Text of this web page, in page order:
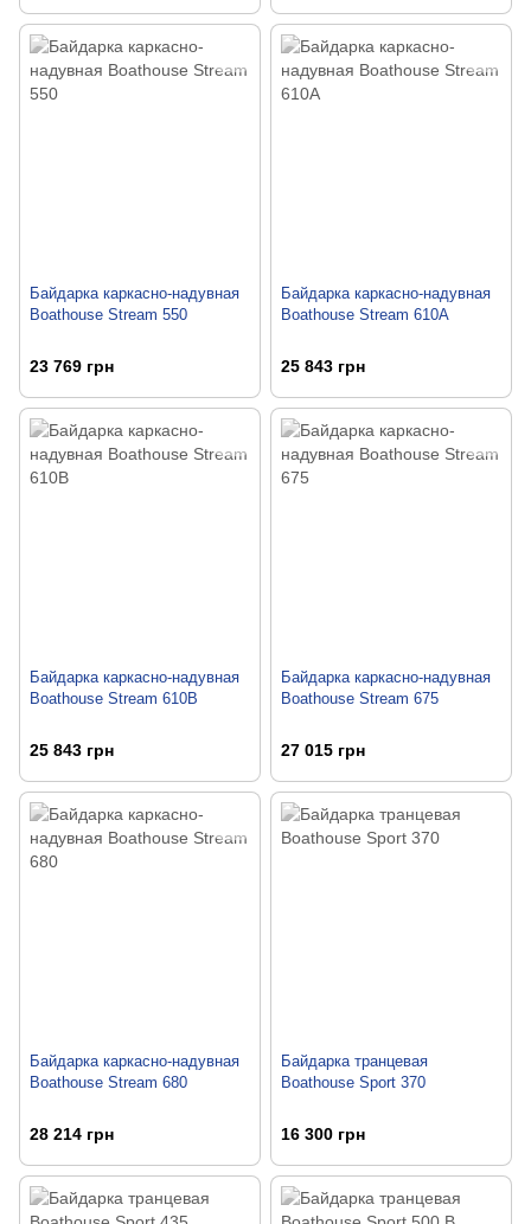
Байдарка каркасно-надувная
Boathouse Stream 550
23 769 грн
Байдарка каркасно-надувная
Boathouse Stream 610A
25 843 грн
Байдарка каркасно-надувная
Boathouse Stream 610B
25 843 грн
Байдарка каркасно-надувная
Boathouse Stream 675
27 015 грн
Байдарка каркасно-надувная
Boathouse Stream 680
28 214 грн
Байдарка транцевая
Boathouse Sport 370
16 300 грн